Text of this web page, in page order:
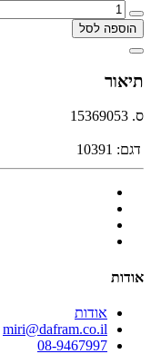
הוספה לסל
תיאור
ס. 15369053
דגם: 10391
אודות
אודות
miri@dafram.co.il
08-9467997